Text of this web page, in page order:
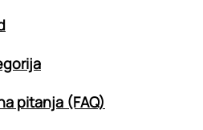
pitanja (FAQ)